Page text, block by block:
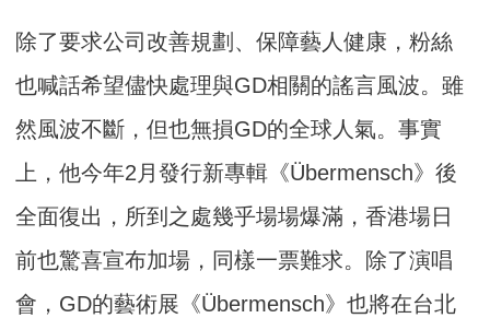
除了要求公司改善規劃、保障藝人健康，粉絲
也喊話希望儘快處理與GD相關的謠言風波。雖
然風波不斷，但也無損GD的全球人氣。事實
上，他今年2月發行新專輯《Übermensch》後
全面復出，所到之處幾乎場場爆滿，香港場日
前也驚喜宣布加場，同樣一票難求。除了演唱
會，GD的藝術展《Übermensch》也將在台北